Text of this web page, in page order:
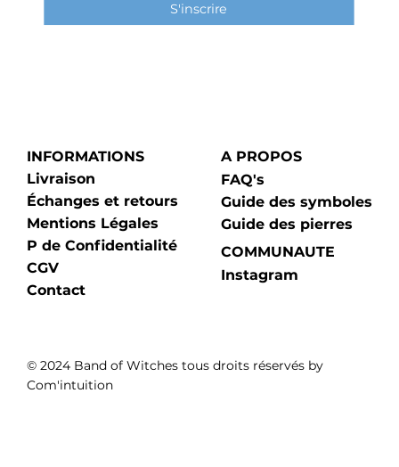
S'inscrire
INFORMATIONS
Livraison
Échanges et retours
Mentions Légales
P de Confidentialité
CGV
Contact
A PROPOS
FAQ's
Guide des symboles
Guide des pierres
COMMUNAUTE
Instagram
© 2024 Band of Witches tous droits réservés by
Com'intuition